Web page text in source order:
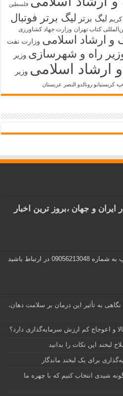
فلسطین
لیگ برتر لیگ برتر فوتبال
کتاب تهران وزارت جهاد کشاورزی
و ارشاد اسلامی وزارت نفت
راه و شهرسازی وزیر
ارشاد اسلامی وزیر
کریستیانو رونالدو النصر عربستان
و جهان ،بروز ترین اخبار
در ارتباط باشید
نگاهی به تأثیر این درمان بر سلامت دهان،
و اعوجاج کم ارزش سرمایه‌گذاری دارد؟
لبخند این نکات را بدانید
برای یک لبخند ماندگار
شیدی انتخاب کنیم که با چهره ما